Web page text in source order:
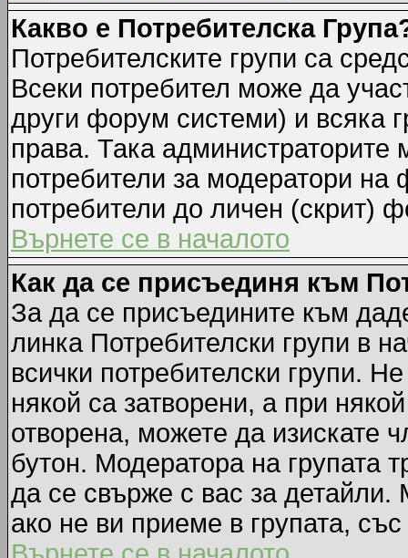
Какво е Потребителска
Потребителските групи са
Всеки потребител може да
други форум системи) и всяка
права. Така администраторите
потребители за модератори
потребители до личен (скрит)
Върнете се в началото
Как да се присъединя към
За да се присъедините към
линка Потребителски групи в
всички потребителски групи.
някой са затворени, а при
отворена, можете да изискате
бутон. Модератора на групата
да се свърже с вас за
ако не ви приеме в групата,